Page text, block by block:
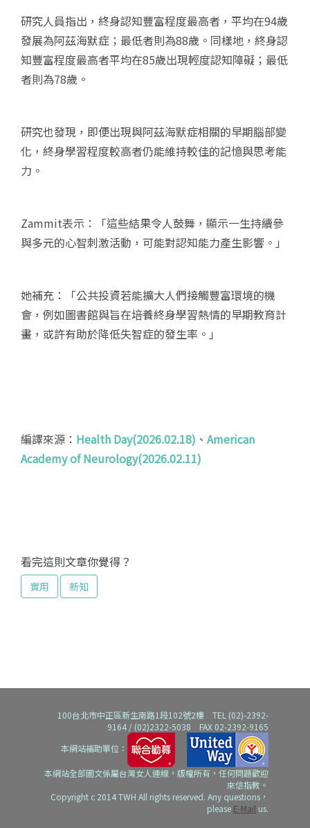
研究人員指出，終身認知豐富程度最高者，平均在94歲
發展為阿茲海默症；最低者則為88歲。同樣地，終身認
知豐富程度最高者平均在85歲出現輕度認知障礙；最低
者則為78歲。
研究也發現，即便出現與阿茲海默症相關的早期腦部變
化，終身學習程度較高者仍能維持較佳的記憶與思考能
力。
Zammit表示：「這些結果令人鼓舞，顯示一生持續參
與多元的心智刺激活動，可能對認知能力產生影響。」
她補充：「公共投資若能擴大人們接觸豐富環境的機
會，例如圖書館與旨在培養終身學習熱情的早期教育計
畫，或許有助於降低失智症的發生率。」
編譯來源： Health Day(2026.02.18) 、 American
Academy of Neurology(2026.02.11)
看完這則文章你覺得？
實用 新知
100台北市中正區新生南路1段102號2樓 TEL (02)-2392-
9164 / (02)2322-5038 FAX 02-2392-9165
本網站補助單位：
本網站全部圖文係屬台灣女人連線，版權所有，任何問題歡迎
來信指教。
Copyright c 2014 TWH All rights reserved. Any questions，
please E-Mail us.